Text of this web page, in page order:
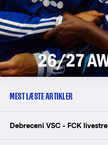
MEST LÆSTE ARTIKLER
Debreceni VSC - FCK